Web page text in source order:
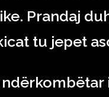
Prandaj
tu jepet